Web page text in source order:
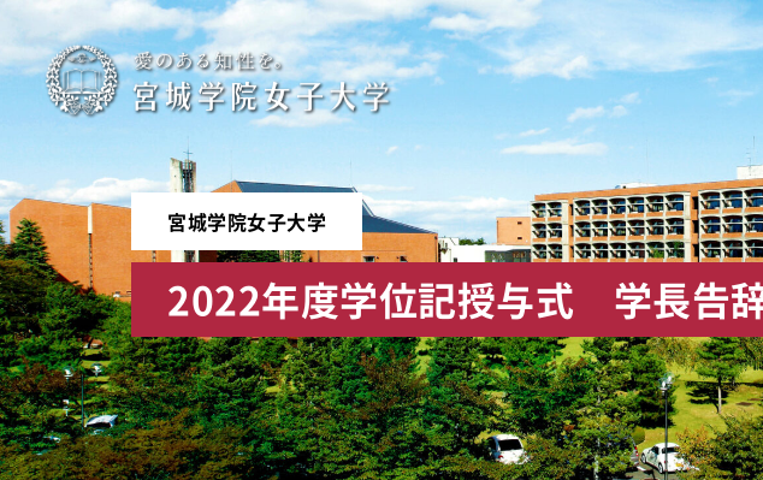
宮
城
学
院
女
子
大
宮城学院女子大学
2022年度学位記授与式 学長告